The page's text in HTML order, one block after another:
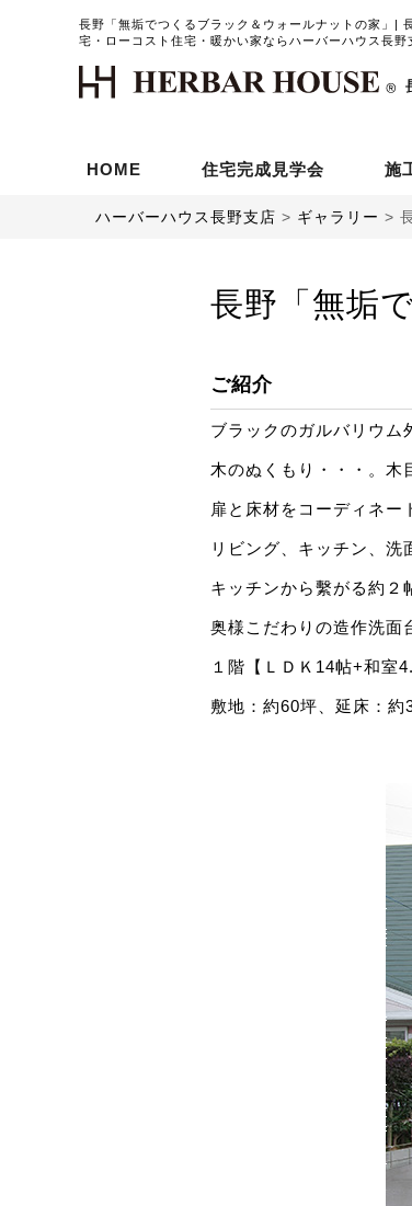
長野「無垢でつくるブラック＆ウォールナットの家」|
宅・ローコスト住宅・暖かい家ならハーバーハウス長野
HOME 住宅完成見学会 施
ハーバーハウス長野支店 > ギャラリー >
長野「無垢
ご紹介
ブラックのガルバリウム
木のぬくもり・・・。木
扉と床材をコーディネー
リビング、キッチン、洗
キッチンから繫がる約
奥様こだわりの造作洗面
１階【ＬＤＫ14帖+和室
敷地：約60坪、延床：約